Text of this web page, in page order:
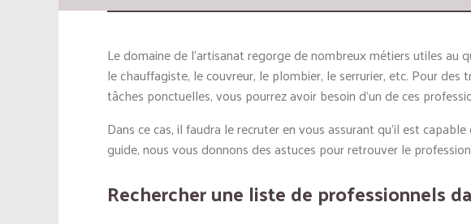
Le domaine de l’artisanat regorge de nombreux métiers utiles au
le chauffagiste, le couvreur, le plombier, le serrurier, etc. Pour
tâches ponctuelles, vous pourrez avoir besoin d’un de ces
Dans ce cas, il faudra le recruter en vous assurant qu’il est
guide, nous vous donnons des astuces pour retrouver le
Rechercher une liste de professionnels